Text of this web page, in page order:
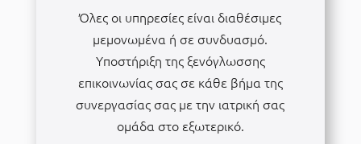
Όλες οι υπηρεσίες είναι διαθέσιμες
μεμονωμένα ή σε συνδυασμό.
Υποστήριξη της ξενόγλωσσης
επικοινωνίας σας σε κάθε βήμα της
συνεργασίας σας με την ιατρική σας
ομάδα στο εξωτερικό.